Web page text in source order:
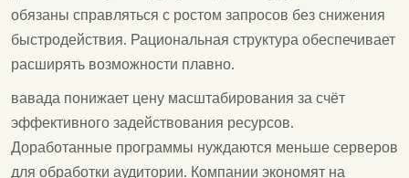
обязаны справляться с ростом запросов без снижения
быстродействия. Рациональная структура обеспечивает
расширять возможности плавно.
вавада понижает цену масштабирования за счёт
эффективного задействования ресурсов.
Доработанные программы нуждаются меньше серверов
для обработки аудитории. Компании экономят на